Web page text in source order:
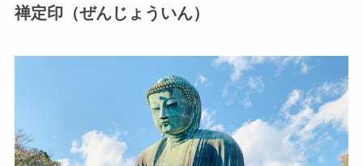
禅定印（ぜんじょういん）